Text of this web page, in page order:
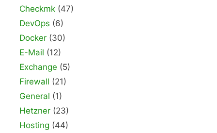
Checkmk (47)
DevOps (6)
Docker (30)
E-Mail (12)
Exchange (5)
Firewall (21)
General (1)
Hetzner (23)
Hosting (44)